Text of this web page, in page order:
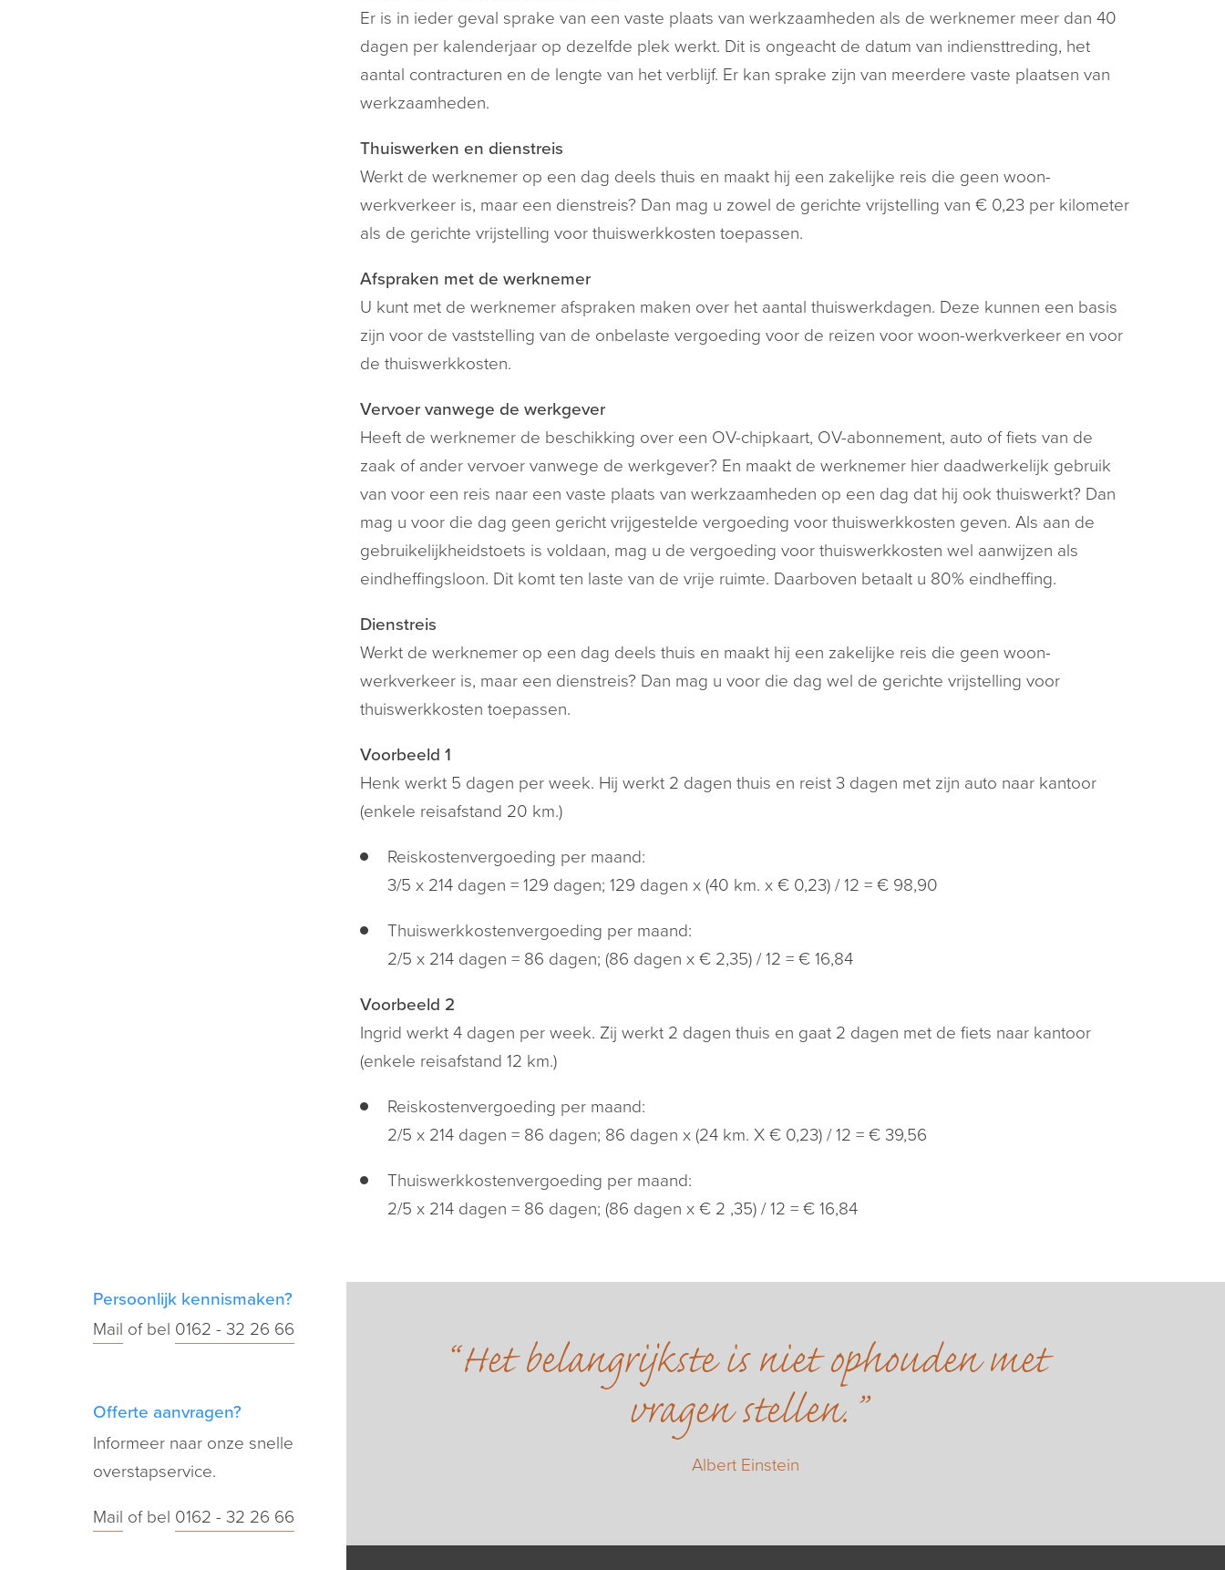
Er is in ieder geval sprake van een vaste plaats van werkzaamheden als de werknemer meer dan 40
dagen per kalenderjaar op dezelfde plek werkt. Dit is ongeacht de datum van indiensttreding, het
aantal contracturen en de lengte van het verblijf. Er kan sprake zijn van meerdere vaste plaatsen van
werkzaamheden.
Thuiswerken en dienstreis
Werkt de werknemer op een dag deels thuis en maakt hij een zakelijke reis die geen woon-
werkverkeer is, maar een dienstreis? Dan mag u zowel de gerichte vrijstelling van € 0,23 per kilometer
als de gerichte vrijstelling voor thuiswerkkosten toepassen.
Afspraken met de werknemer
U kunt met de werknemer afspraken maken over het aantal thuiswerkdagen. Deze kunnen een basis
zijn voor de vaststelling van de onbelaste vergoeding voor de reizen voor woon-werkverkeer en voor
de thuiswerkkosten.
Vervoer vanwege de werkgever
Heeft de werknemer de beschikking over een OV-chipkaart, OV-abonnement, auto of fiets van de
zaak of ander vervoer vanwege de werkgever? En maakt de werknemer hier daadwerkelijk gebruik
van voor een reis naar een vaste plaats van werkzaamheden op een dag dat hij ook thuiswerkt? Dan
mag u voor die dag geen gericht vrijgestelde vergoeding voor thuiswerkkosten geven. Als aan de
gebruikelijkheidstoets is voldaan, mag u de vergoeding voor thuiswerkkosten wel aanwijzen als
eindheffingsloon. Dit komt ten laste van de vrije ruimte. Daarboven betaalt u 80% eindheffing.
Dienstreis
Werkt de werknemer op een dag deels thuis en maakt hij een zakelijke reis die geen woon-
werkverkeer is, maar een dienstreis? Dan mag u voor die dag wel de gerichte vrijstelling voor
thuiswerkkosten toepassen.
Voorbeeld 1
Henk werkt 5 dagen per week. Hij werkt 2 dagen thuis en reist 3 dagen met zijn auto naar kantoor
(enkele reisafstand 20 km.)
Reiskostenvergoeding per maand:
3/5 x 214 dagen = 129 dagen; 129 dagen x (40 km. x € 0,23) / 12 = € 98,90
Thuiswerkkostenvergoeding per maand:
2/5 x 214 dagen = 86 dagen; (86 dagen x € 2,35) / 12 = € 16,84
Voorbeeld 2
Ingrid werkt 4 dagen per week. Zij werkt 2 dagen thuis en gaat 2 dagen met de fiets naar kantoor
(enkele reisafstand 12 km.)
Reiskostenvergoeding per maand:
2/5 x 214 dagen = 86 dagen; 86 dagen x (24 km. X € 0,23) / 12 = € 39,56
Thuiswerkkostenvergoeding per maand:
2/5 x 214 dagen = 86 dagen; (86 dagen x € 2 ,35) / 12 = € 16,84
Persoonlijk kennismaken?
Mail of bel 0162 - 32 26 66
Offerte aanvragen?
Informeer naar onze snelle
overstapservice.
Mail of bel 0162 - 32 26 66
Het belangrijkste is niet ophouden met
vragen stellen.
Albert Einstein